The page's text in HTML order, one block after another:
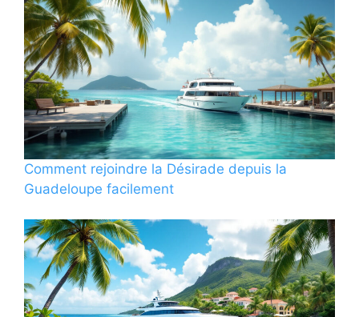
Comment rejoindre la Désirade depuis la
Guadeloupe facilement